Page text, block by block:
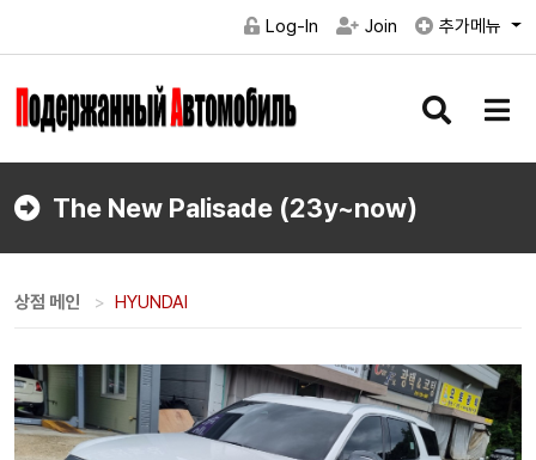
Log-In Join 추가메뉴
검
버
메
버
The New Palisade (23y~now)
상점 메인 HYUNDAI